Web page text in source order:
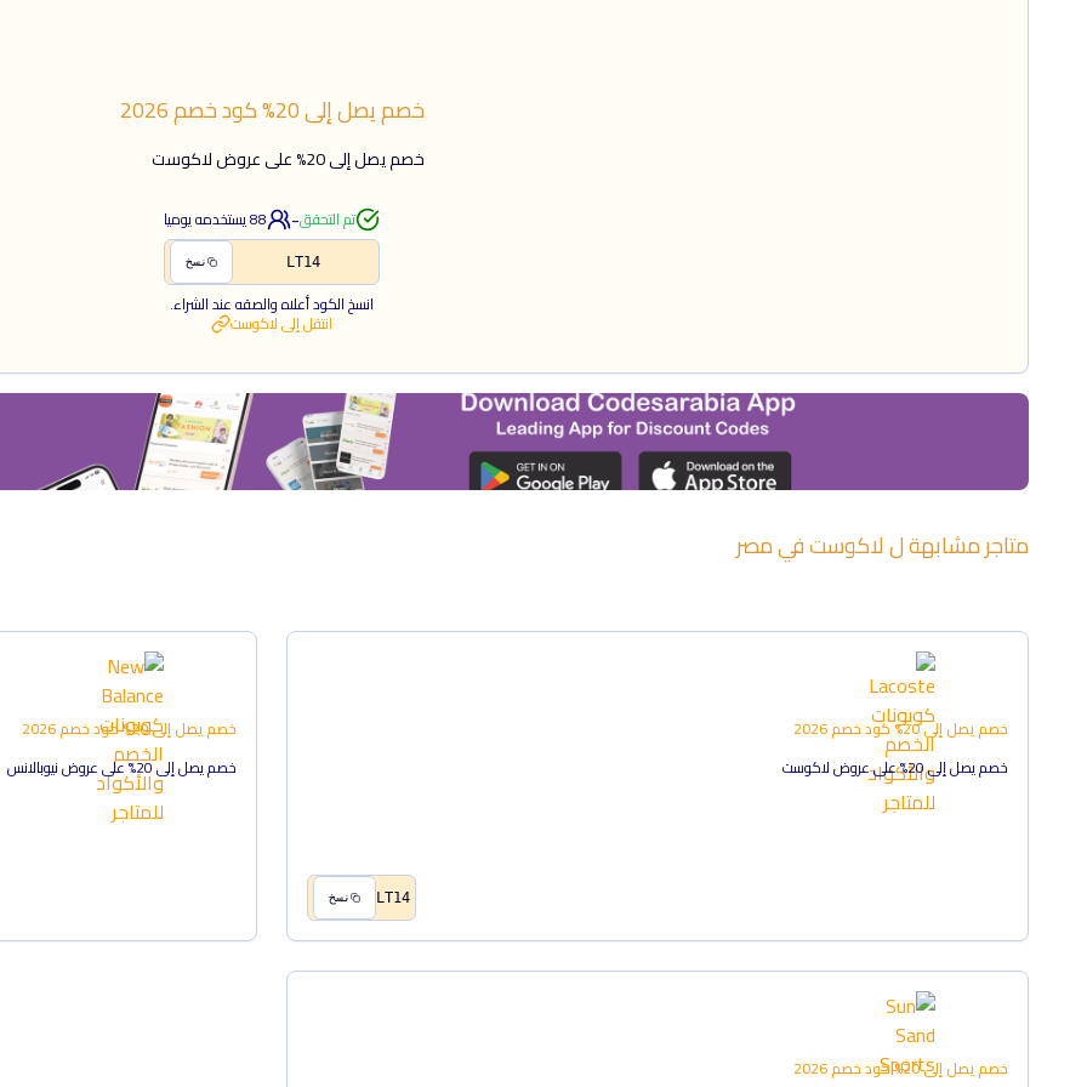
خصم يصل إلى 20% كود خصم2026
خصم يصل إلى 20% على عروض لاكوست
تم التحقق-
88يستخدمه يوميا
LT14 نسخ
انسخ الكود أعلاه والصقه عند الشراء.
انتقل إلىلاكوست
متاجر مشابهة للاكوستفيمصر
خصم يصل إلى 20% كود خصم2026
خصم يصل إلى 20% على عروض لاكوست
LT14 نسخ
خصم يصل إلى 20% كود خصم2026
خصم يصل إلى 20% على عروض نيوبالانس
خصم يصل إلى 20% كود خصم2026